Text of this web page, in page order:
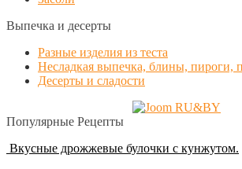
Выпечка и десерты
Разные изделия из теста
Несладкая выпечка, блины,
Десерты и сладости
Популярные Рецепты
Вкусные дрожжевые булочки с кунжутом.